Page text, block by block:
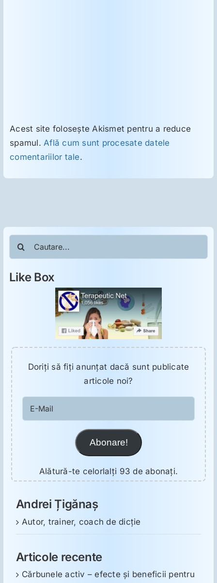
Acest site folosește Akismet pentru a reduce
spamul.Află cum sunt procesate datele
comentariilor tale.
Cautare...
Like Box
Doriţi să fiţi anunţat dacă sunt publicate
articole noi?
Mail
Abonare!
Alătură-te celorlalți 93 de abonați.
Andrei Țigănaș
Autor, trainer, coach de dicție
Articole recente
Cărbunele activ – efecte și beneficii pentru